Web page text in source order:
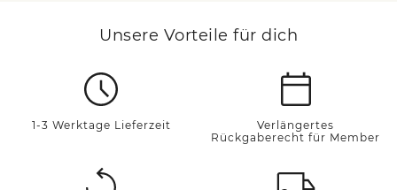
Unsere Vorteile für dich
1-3 Werktage Lieferzeit
Verlängertes
Rückgaberecht für Member